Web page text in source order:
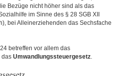
Bezüge nicht höher sind als das
im Sinne des § 28 SGB XII
bei Alleinerziehenden das Sechsfache
betreffen vor allem das
das Umwandlungssteuergesetz.